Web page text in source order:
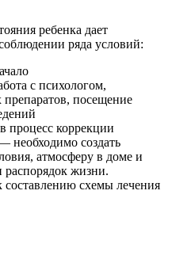
ребенка дает
ряда условий:
с психологом,
препаратов, посещение
процесс коррекции
необходимо создать
атмосферу в доме и
распорядок жизни.
схемы лечения